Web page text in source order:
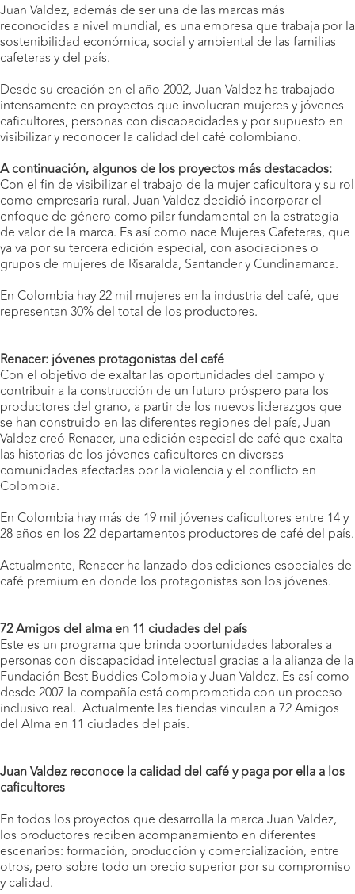
Juan Valdez, además de ser una de las marcas más
reconocidas a nivel mundial, es una empresa que trabaja por la
sostenibilidad económica, social y ambiental de las familias
cafeteras y del país.
Desde su creación en el año 2002, Juan Valdez ha trabajado
intensamente en proyectos que involucran mujeres y jóvenes
caficultores, personas con discapacidades y por supuesto en
visibilizar y reconocer la calidad del café colombiano.
A continuación, algunos de los proyectos más destacados:
Con el fin de visibilizar el trabajo de la mujer caficultora y su rol
como empresaria rural, Juan Valdez decidió incorporar el
enfoque de género como pilar fundamental en la estrategia
de valor de la marca. Es así como nace Mujeres Cafeteras, que
ya va por su tercera edición especial, con asociaciones o
grupos de mujeres de Risaralda, Santander y Cundinamarca.
En Colombia hay 22 mil mujeres en la industria del café, que
representan 30% del total de los productores.
Renacer: jóvenes protagonistas del café
Con el objetivo de exaltar las oportunidades del campo y
contribuir a la construcción de un futuro próspero para los
productores del grano, a partir de los nuevos liderazgos que
se han construido en las diferentes regiones del país, Juan
Valdez creó Renacer, una edición especial de café que exalta
las historias de los jóvenes caficultores en diversas
comunidades afectadas por la violencia y el conflicto en
Colombia.
En Colombia hay más de 19 mil jóvenes caficultores entre 14 y
28 años en los 22 departamentos productores de café del país.
Actualmente, Renacer ha lanzado dos ediciones especiales de
café premium en donde los protagonistas son los jóvenes.
72 Amigos del alma en 11 ciudades del país
Este es un programa que brinda oportunidades laborales a
personas con discapacidad intelectual gracias a la alianza de la
Fundación Best Buddies Colombia y Juan Valdez. Es así como
desde 2007 la compañía está comprometida con un proceso
inclusivo real. Actualmente las tiendas vinculan a 72 Amigos
del Alma en 11 ciudades del país.
Juan Valdez reconoce la calidad del café y paga por ella a los
caficultores
En todos los proyectos que desarrolla la marca Juan Valdez,
los productores reciben acompañamiento en diferentes
escenarios: formación, producción y comercialización, entre
otros, pero sobre todo un precio superior por su compromiso
y calidad.